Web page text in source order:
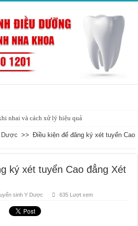
nhai và cách xử lý hiệu quả
Dược >> Điều kiện để đăng ký xét tuyển Cao
ký xét tuyển Cao đẳng Xét
sinh Y Dược 635 Lượt xem